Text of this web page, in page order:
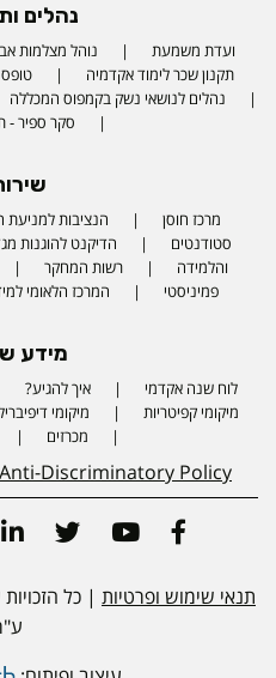
נהלים
ועדת משמעת נוהל מצלמות
תקנון שכר לימוד אקדמיה
טופס
נהלים לנושאי נשק בקמפוס המכללה
סקר ספיר -
מרכז חוסן הנציבות למניעת
סטודנטים
הדיקנט להוגנות
והלמידה
רשות המחקר
פמיניסטי
המרכז הלאומי
מידע
לוח שנה אקדמי איך להגיע?
מיקומי קפיטריות
מיקומי
מכרזים
Discriminatory Policy
תנאי שימוש ופרטיות | כל
Facebook
Youtube
Twitter